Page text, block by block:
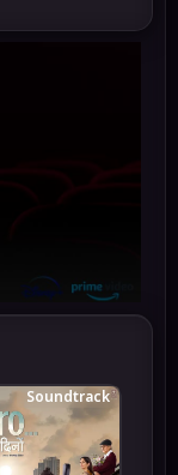
Soundtrack